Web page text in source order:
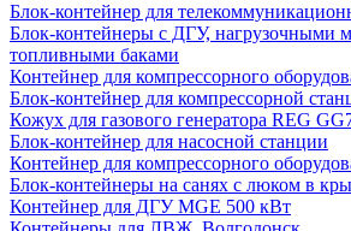
Блок-контейнер для
Блок-контейнеры с ДГУ, нагрузочными
топливными баками
Контейнер для компрессорного
Блок-контейнер для компрессорной
Кожух для газового генератора REG
Блок-контейнер для насосной станции
Контейнер для компрессорного
Блок-контейнеры на санях с люком в
Контейнер для ДГУ MGE 500 кВт